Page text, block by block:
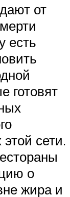
от
есть
готовят
сети.
о
жира и